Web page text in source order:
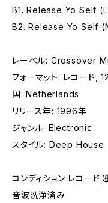
B1. Release Yo Self
B2. Release Yo Self
レーベル: Crossover
フォーマット: レコード,
国: Netherlands
リリース年: 1996年
ジャンル: Electronic
スタイル: Deep House
コンディション レコー
音波洗浄済み